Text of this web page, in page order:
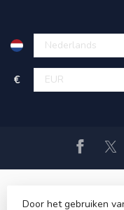
€
Door het gebruiken